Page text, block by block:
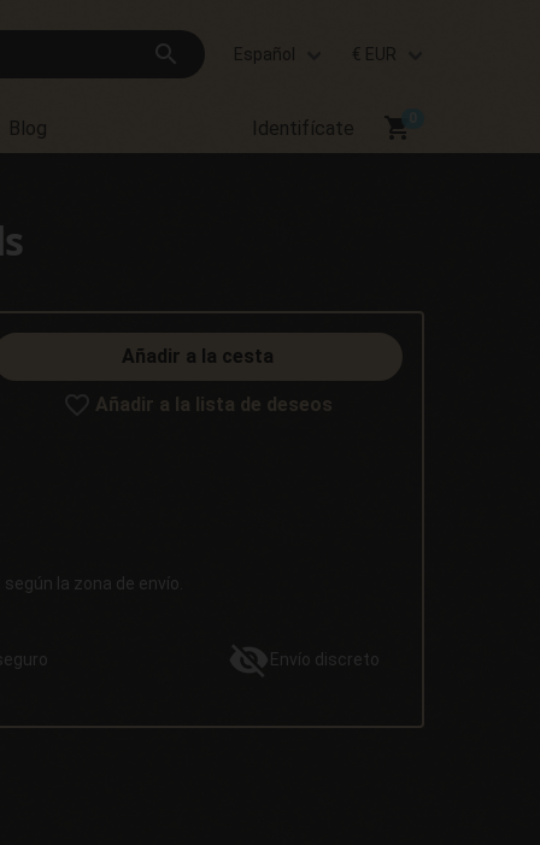
search Español € EUR
Blog Identifícate shopping_cart
Añadir a la cesta
Añadir a la lista de deseos
la zona de envío.
Envío discreto